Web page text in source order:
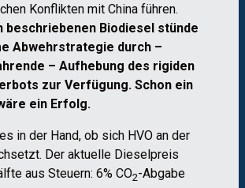
Konflikten mit China führen.
beschriebenen Biodiesel stünde
Abwehrstrategie durch –
– Aufhebung des rigiden
zur Verfügung. Schon ein
ein Erfolg.
in der Hand, ob sich HVO an der
Der aktuelle Dieselpreis
aus Steuern: 6% CO2-Abgabe